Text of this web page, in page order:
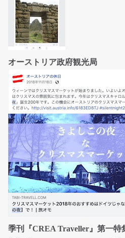
オーストリア政府観光局
季刊『CREA Traveller』第一特